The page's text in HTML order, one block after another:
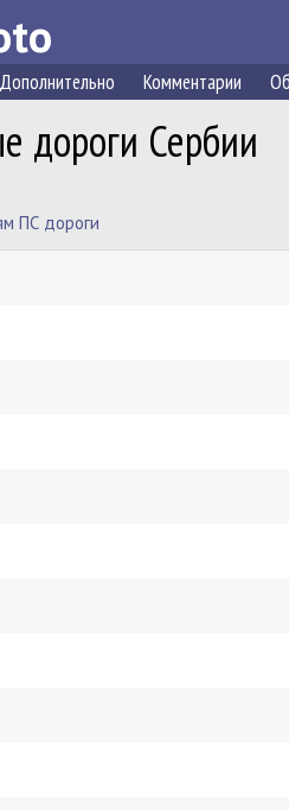
Дополнительно Комментарии
дороги Сербии
ПС дороги